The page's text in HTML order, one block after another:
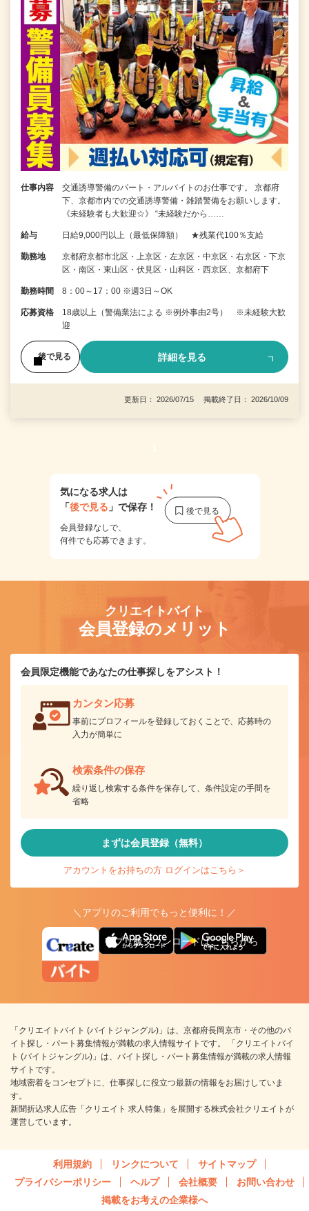
仕事内容
交通誘導警備のパート・アルバイトのお仕事です。 京都府
下、京都市内での交通誘導警備・雑踏警備をお願いします。
《未経験者も大歓迎☆》 “未経験だから……
給与 日給9,000円以上（最低保障額） ★残業代100％支給
勤務地
京都府京都市北区・上京区・左京区・中京区・右京区・下京
区・南区・東山区・伏見区・山科区・西京区、京都府下
勤務時間 8：00～17：00 ※週3日～OK
応募資格
18歳以上（警備業法による ※例外事由2号） ※未経験大歓
迎
後で見る 詳細を見る
更新日： 2026/07/15 掲載終了日： 2026/10/09
1
気になる求人は
「後で見る 」で保存！
会員登録なしで、
何件でも応募できます。
クリエイトバイト
会員登録のメリット
会員限定機能であなたの仕事探しをアシスト！
カンタン応募
事前にプロフィールを登録しておくことで、応募時の
入力が簡単に
検索条件の保存
繰り返し検索する条件を保存して、条件設定の手間を
省略
まずは会員登録（無料）
アカウントをお持ちの方 ログインはこちら＞
＼アプリのご利用でもっと便利に！／
アプリ版ダウンロードはこちらから
「クリエイトバイト (バイトジャングル)」は、京都府長岡京市・その他のバ
イト探し・パート募集情報が満載の求人情報サイトです。 「クリエイトバイ
ト (バイトジャングル)」は、バイト探し・パート募集情報が満載の求人情報
サイトです。
地域密着をコンセプトに、仕事探しに役立つ最新の情報をお届けしていま
す。
新聞折込求人広告「クリエイト 求人特集」を展開する株式会社クリエイトが
運営しています。
利用規約 リンクについて
サイトマップ
プライバシーポリシー
ヘルプ 会社概要
お問い合わせ
掲載をお考えの企業様へ